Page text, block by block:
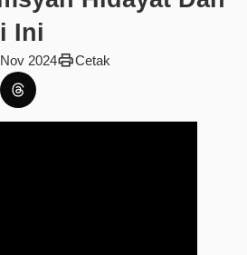
Ini
2024printCetak